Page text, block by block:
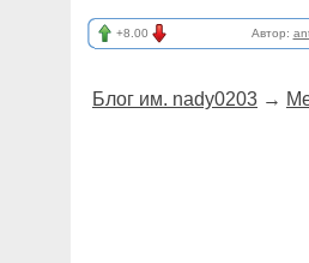
+8.00 Автор:
Блог им. nady0203 →